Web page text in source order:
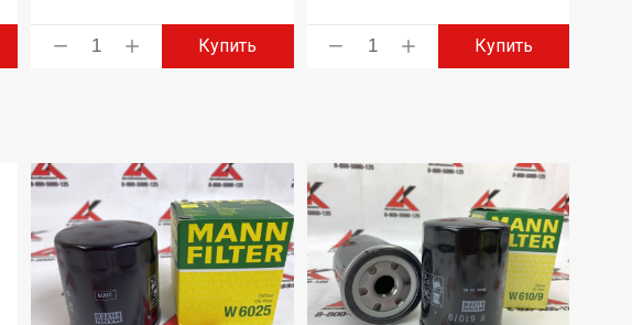
Купить Купить